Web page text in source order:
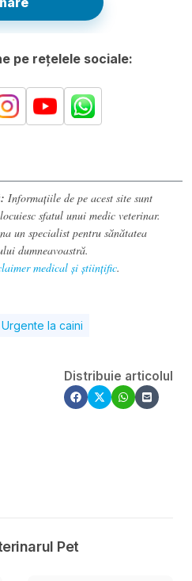
pe rețelele sociale:
Informațiile de pe acest site sunt
sfatul unui medic veterinar.
un specialist pentru sănătatea
dumneavoastră.
medical și științific.
Urgente la caini
Distribuie articolul
Pet